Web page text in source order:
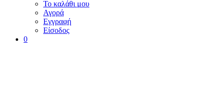
Το καλάθι μου
Αγορά
Εγγραφή
Είσοδος
0